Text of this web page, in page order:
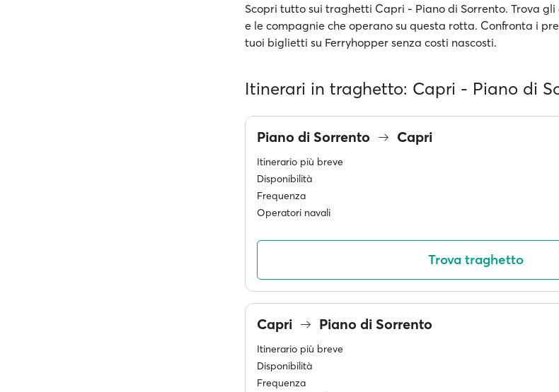
Scopri tutto sui traghetti Capri - Piano di Sorrento. Trova
e le compagnie che operano su questa rotta. Confronta i
tuoi biglietti su Ferryhopper senza costi nascosti.
Itinerari in traghetto: Capri - Piano di
Piano di Sorrento Capri
Itinerario più breve
Disponibilità
Frequenza
Operatori navali
Trova traghetto
Capri Piano di Sorrento
Itinerario più breve
Disponibilità
Frequenza